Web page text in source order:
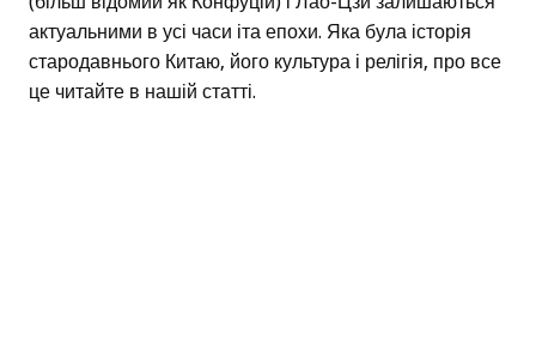
актуальними в усі часи іта епохи. Яка була історія
стародавнього Китаю, його культура і релігія, про все
це читайте в нашій статті.